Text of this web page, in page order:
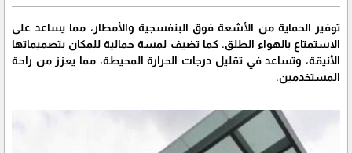
توفير الحماية من الأشعة فوق البنفسجية والأمطار، مما يساعد على
الاستمتاع بالهواء الطلق. كما تضيف لمسة جمالية للمكان بتصميماتها
الأنيقة، وتساعد في تقليل درجات الحرارة المحيطة، مما يعزز من راحة
المستخدمين.